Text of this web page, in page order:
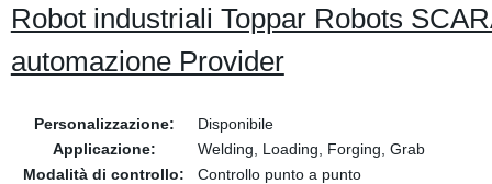
Robot industriali Toppar Robots
automazione Provider
Personalizzazione:
Disponibile
Applicazione:
Welding, Loading, Forging, Grab
Modalità di controllo:
Controllo punto a punto